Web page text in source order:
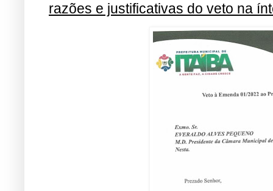
razões e justificativas do veto na